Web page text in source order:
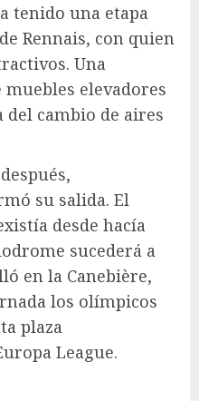
tenido una etapa
Rennais, con quien
Una
elevadores
cambio de aires
su salida. El
desde hacía
sucederá a
en la Canebière,
los olímpicos
plaza
League.